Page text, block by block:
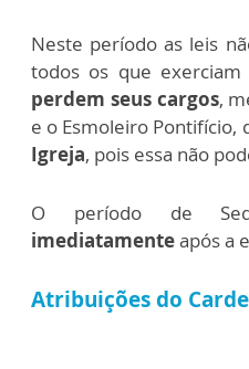
Neste período as leis
todos os que
perdem seus cargos,
e o Esmoleiro Pontifício,
Igreja, pois essa não
O período de
imediatamenteapós a
Atribuições do